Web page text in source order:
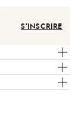
S'INSCRIRE